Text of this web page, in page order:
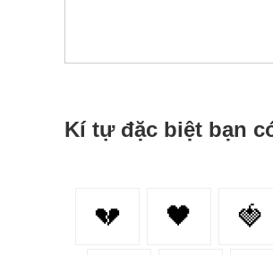
Kí tự đặc biệt bạn
💔 🖤 🍓